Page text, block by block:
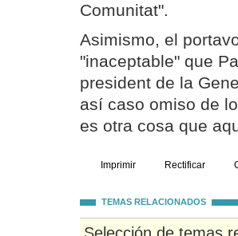
Comunitat".
Asimismo, el
"inaceptable" que
president de la
así caso omiso de
es otra cosa que
Imprimir Rectificar
TEMAS RELACIONADOS